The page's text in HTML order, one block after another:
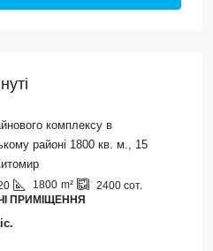
комплексу в
районі 1800 кв. м., 15
1800 m² 2400 сот.
ПРИМІЩЕННЯ